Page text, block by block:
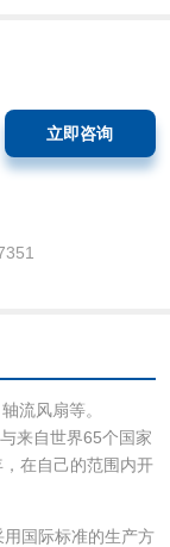
立即咨询
流风扇等。
来自世界65个国家
在自己的范围内开
国际标准的生产方